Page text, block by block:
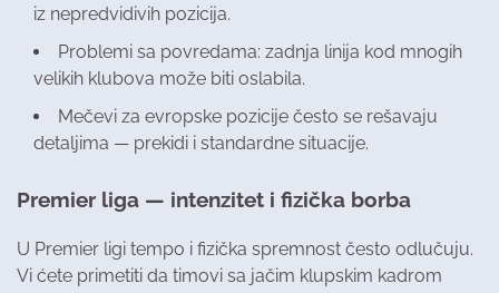
iz nepredvidivih pozicija.
Problemi sa povredama: zadnja linija kod mnogih
velikih klubova može biti oslabila.
Mečevi za evropske pozicije često se rešavaju
detaljima — prekidi i standardne situacije.
Premier liga — intenzitet i fizička borba
U Premier ligi tempo i fizička spremnost često odlučuju.
Vi ćete primetiti da timovi sa jačim klupskim kadrom